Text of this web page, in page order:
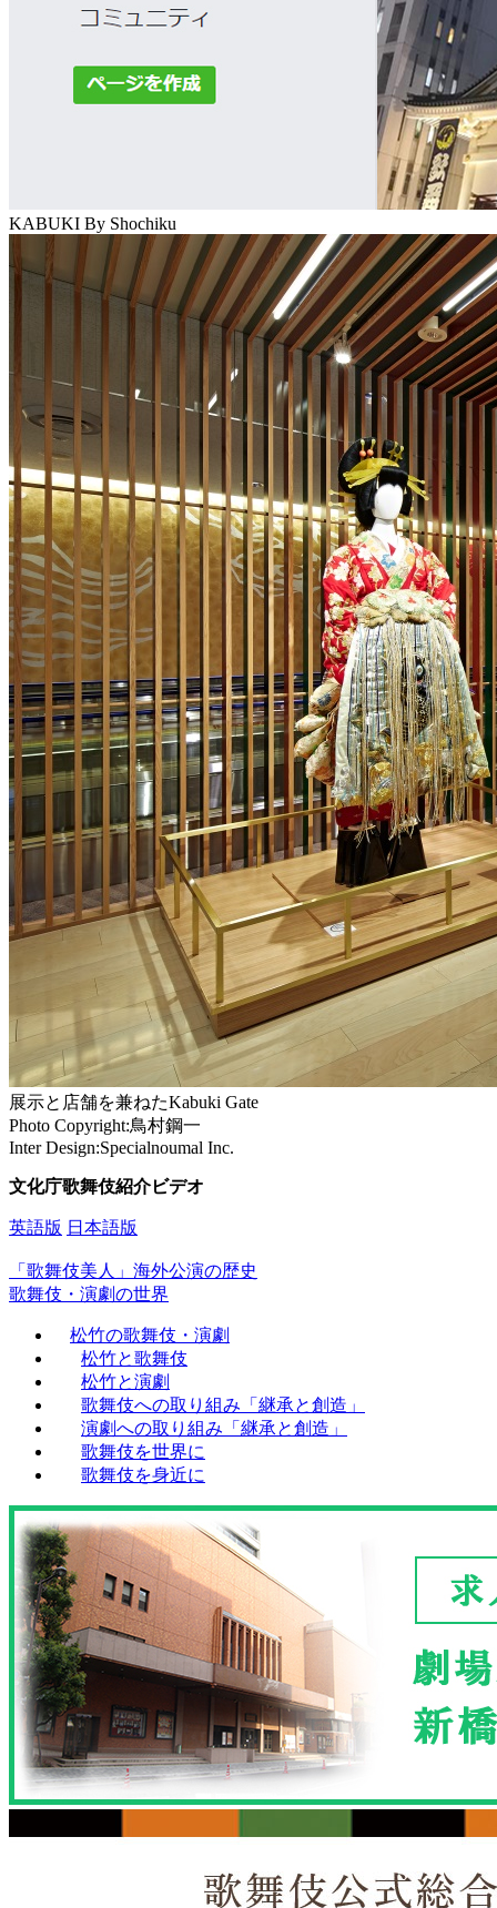
KABUKI By Shochiku
展示と店舗を兼ねたKabuki Gate
Photo Copyright:鳥村鋼一
Inter Design:Specialnoumal Inc.
文化庁歌舞伎紹介ビデオ
英語版 日本語版
「歌舞伎美人」海外公演の歴史
歌舞伎・演劇の世界
松竹の歌舞伎・演劇
松竹と歌舞伎
松竹と演劇
歌舞伎への取り組み「継承と創造」
演劇への取り組み「継承と創造」
歌舞伎を世界に
歌舞伎を身近に